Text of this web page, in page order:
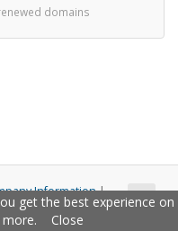
get the best experience on
more. Close
domains
Information|
Reserved.